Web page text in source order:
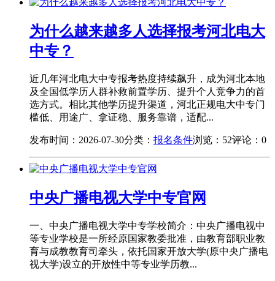
为什么越来越多人选择报考河北电大
中专？
近几年河北电大中专报考热度持续飙升，成为河北本地
及全国低学历人群补救前置学历、提升个人竞争力的首
选方式。相比其他学历提升渠道，河北正规电大中专门
槛低、用途广、拿证稳、服务靠谱，适配...
发布时间：2026-07-30分类： 报名条件浏览：52评论：0
中央广播电视大学中专官网
一、中央广播电视大学中专学校简介：中央广播电视中
等专业学校是一所经原国家教委批准，由教育部职业教
育与成教教育司牵头，依托国家开放大学(原中央广播电
视大学)设立的开放性中等专业学历教...